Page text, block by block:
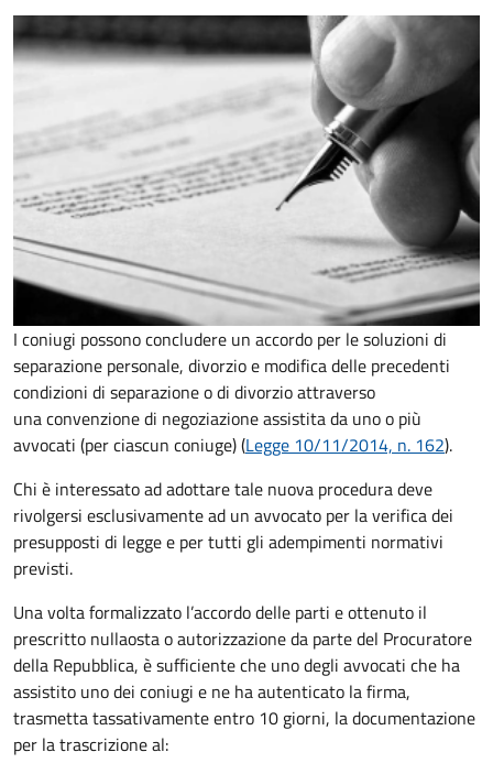
I coniugi possono concludere un accordo per le soluzioni di
separazione personale, divorzio e modifica delle precedenti
condizioni di separazione o di divorzio attraverso
una convenzione di negoziazione assistita da uno o più
avvocati (per ciascun coniuge) (Legge 10/11/2014, n. 162).
Chi è interessato ad adottare tale nuova procedura deve
rivolgersi esclusivamente ad un avvocato per la verifica dei
presupposti di legge e per tutti gli adempimenti normativi
previsti.
Una volta formalizzato l’accordo delle parti e ottenuto il
prescritto nullaosta o autorizzazione da parte del Procuratore
della Repubblica, è sufficiente che uno degli avvocati che ha
assistito uno dei coniugi e ne ha autenticato la firma,
trasmetta tassativamente entro 10 giorni, la documentazione
per la trascrizione al: